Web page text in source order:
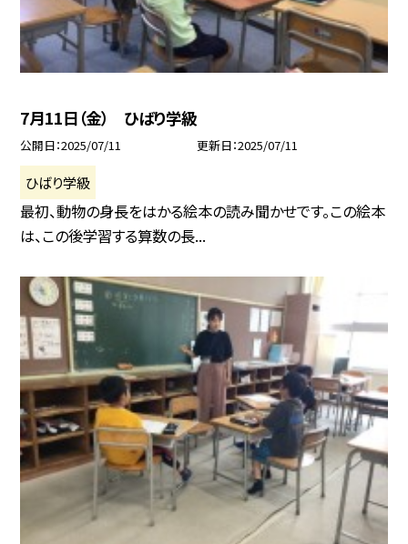
7月11日（金） ひばり学級
公開日 2025/07/11 更新日 2025/07/11
ひばり学級
最初、動物の身長をはかる絵本の読み聞かせです。この絵本
は、この後学習する算数の長...